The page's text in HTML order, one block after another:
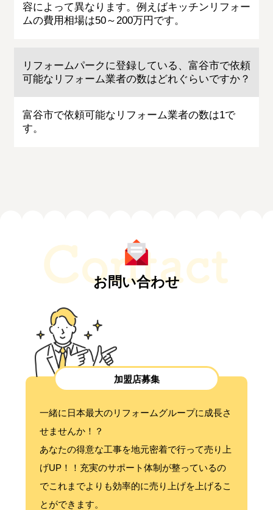
容によって異なります。例えばキッチンリフォー
ムの費用相場は50～200万円です。
リフォームパークに登録している、富谷市で依頼
可能なリフォーム業者の数はどれぐらいですか？
富谷市で依頼可能なリフォーム業者の数は1で
す。
お問い合わせ
加盟店募集
一緒に日本最大のリフォームグループに成長さ
せませんか！？
あなたの得意な工事を地元密着で行って売り上
げUP！！充実のサポート体制が整っているの
でこれまでよりも効率的に売り上げを上げるこ
とができます。